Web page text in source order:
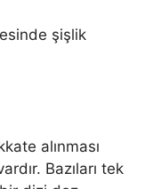
şişlik
alınması
Bazıları tek